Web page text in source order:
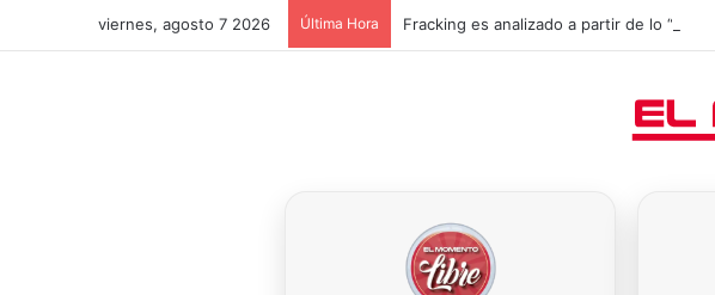
viernes, agosto 7 2026 Última Hora